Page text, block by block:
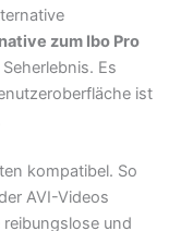
zum Ibo Pro
Es
ist
kompatibel. So
AVI-Videos
und